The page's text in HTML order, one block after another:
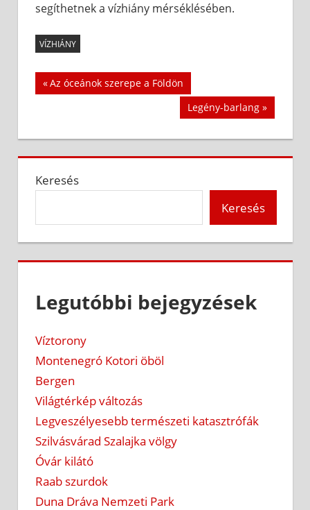
segíthetnek a vízhiány mérséklésében.
VÍZHIÁNY
Bejegyzés
Previous
Post:
Az óceánok szerepe a Földön
Next
Legény-barlang
Keresés
Keresés
Legutóbbi bejegyzések
Víztorony
Montenegró Kotori öböl
Bergen
Világtérkép változás
Legveszélyesebb természeti katasztrófák
Szilvásvárad Szalajka völgy
Óvár kilátó
Raab szurdok
Duna Dráva Nemzeti Park